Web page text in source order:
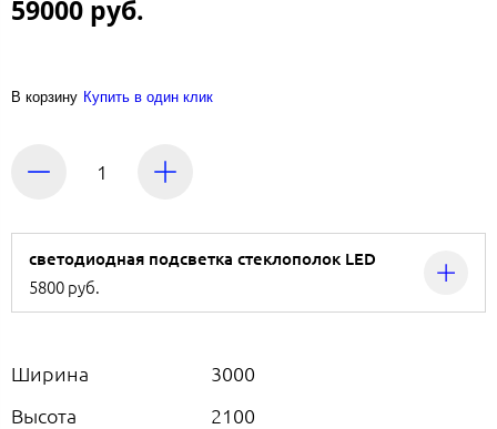
59000 руб.
В корзину Купить в один клик
светодиодная подсветка стеклополок LED
5800 руб.
Ширина
3000
Высота
2100